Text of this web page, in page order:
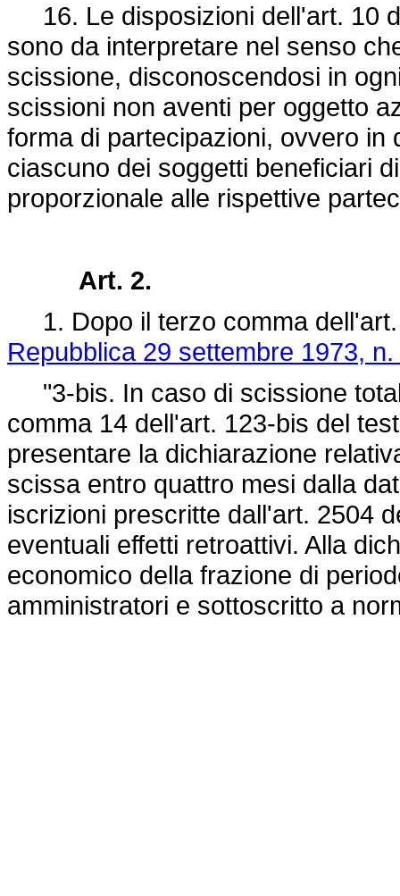
16. Le disposizioni dell'art. 10
sono da interpretare nel senso
scissione, disconoscendosi in
scissioni non aventi per oggetto
forma di partecipazioni, ovvero in
ciascuno dei soggetti beneficiari
proporzionale alle rispettive
Art. 2.
1. Dopo il terzo comma
Repubblica 29 settembre 1973,
"3-bis. In caso di scissione
comma 14 dell'art. 123-bis del
presentare la dichiarazione
scissa entro quattro mesi dalla
iscrizioni prescritte dall'art. 2504
eventuali effetti retroattivi. Alla
economico della frazione di
amministratori e sottoscritto a